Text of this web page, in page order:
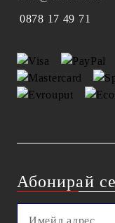
0878 17 49 71
Абонирай